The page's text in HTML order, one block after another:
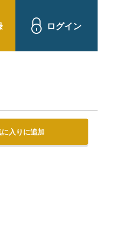
ログイン
入り に追加